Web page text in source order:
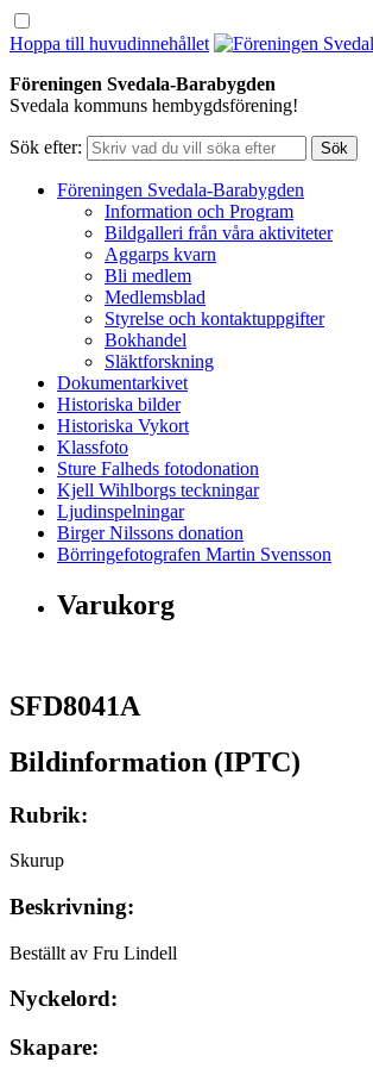
Hoppa till huvudinnehållet
Föreningen Svedala-Barabygden
Svedala kommuns hembygdsförening!
Sök efter:
Föreningen Svedala-Barabygden
Information och Program
Bildgalleri från våra aktiviteter
Aggarps kvarn
Bli medlem
Medlemsblad
Styrelse och kontaktuppgifter
Bokhandel
Släktforskning
Dokumentarkivet
Historiska bilder
Historiska Vykort
Klassfoto
Sture Falheds fotodonation
Kjell Wihlborgs teckningar
Ljudinspelningar
Birger Nilssons donation
Börringefotografen Martin Svensson
Varukorg
SFD8041A
Bildinformation (IPTC)
Rubrik:
Skurup
Beskrivning:
Beställt av Fru Lindell
Nyckelord:
Skapare: